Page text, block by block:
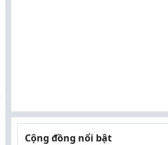
Cộng đồng nổi bật